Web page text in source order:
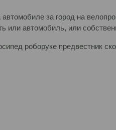
за город на
автомобиль, или
роборуке предвестник